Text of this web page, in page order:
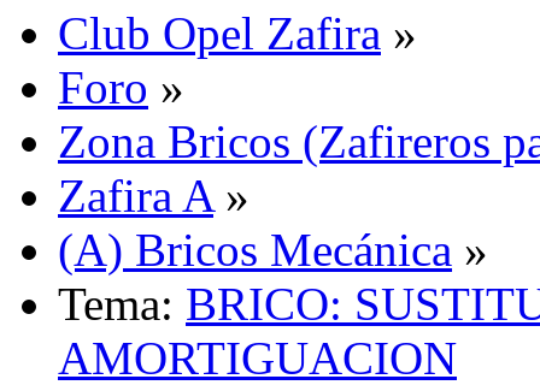
Club Opel Zafira »
Foro »
Zona Bricos (Zafireros
Zafira A»
(A) Bricos Mecánica »
Tema: BRICO:
AMORTIGUACION